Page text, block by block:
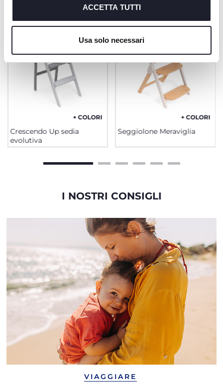
ACCETTA TUTTI
Usa solo necessari
+ COLORI
Crescendo Up sedia
evolutiva
+ COLORI
Seggiolone Meraviglia
I NOSTRI CONSIGLI
VIAGGIARE